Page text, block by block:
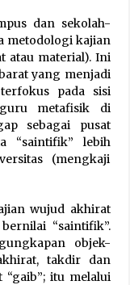
dan sekolah-
metodologi kajian
atau material). Ini
yang menjadi
pada sisi
metafisik di
sebagai pusat
“saintifik” lebih
(mengkaji
wujud akhirat
“saintifik”.
objek-
takdir dan
“gaib”; itu melalui